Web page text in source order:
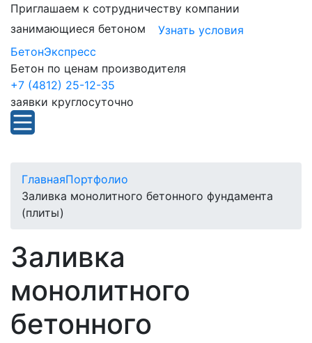
Приглашаем к сотрудничеству компании
занимающиеся бетоном
Узнать условия
БетонЭкспресс
Бетон по ценам производителя
+7 (4812) 25-12-35
заявки круглосуточно
ГлавнаяПортфолио
Заливка монолитного бетонного фундамента
(плиты)
Заливка
монолитного
бетонного